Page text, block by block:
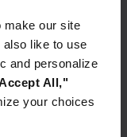
make our site
like to use
and personalize
All,"
your choices